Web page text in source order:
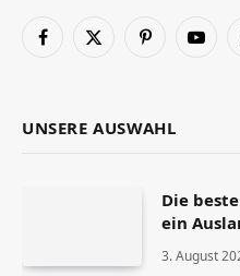
Facebook
X
Pinterest
UNSERE AUSWAHL
Die
ein
3. August